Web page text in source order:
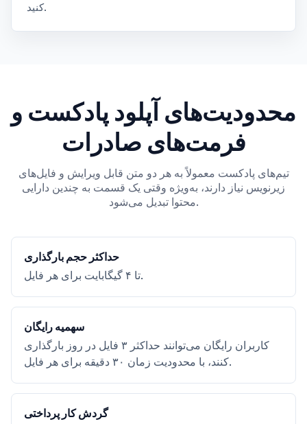
کنید.
محدودیت‌های آپلود پادکست و
فرمت‌های صادرات
تیم‌های پادکست معمولاً به هر دو متن قابل ویرایش و فایل‌های
زیرنویس نیاز دارند، به‌ویژه وقتی یک قسمت به چندین دارایی
محتوا تبدیل می‌شود.
حداکثر حجم بارگذاری
تا ۴ گیگابایت برای هر فایل.
سهمیه رایگان
کاربران رایگان می‌توانند حداکثر ۳ فایل در روز بارگذاری
کنند، با محدودیت زمان ۳۰ دقیقه برای هر فایل.
گردش کار پرداختی